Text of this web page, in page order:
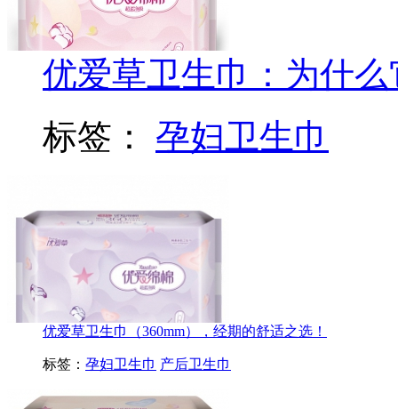
优爱草卫生巾：为什
标签： 孕妇卫生巾
优爱草卫生巾（360mm），经期的舒适之选！
标签： 孕妇卫生巾 产后卫生巾